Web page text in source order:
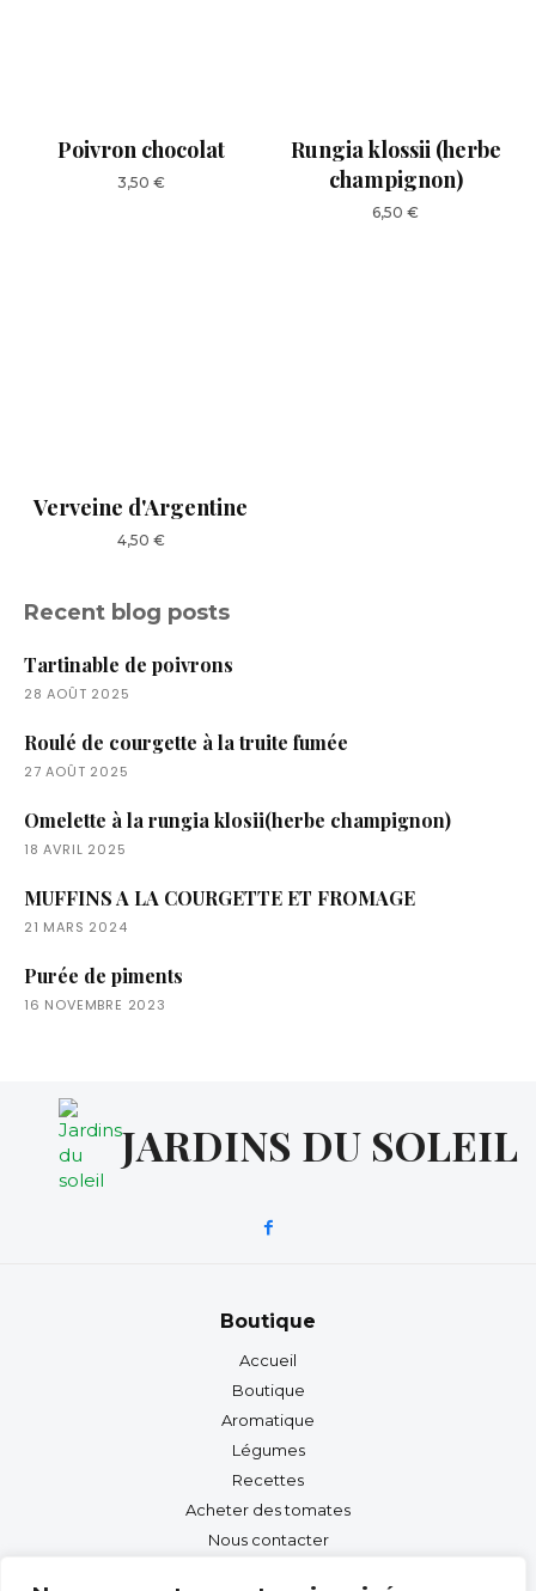
Poivron chocolat
3,50 €
Rungia klossii (herbe
champignon)
6,50 €
Verveine d'Argentine
4,50 €
Recent blog posts
Tartinable de poivrons
28 AOÛT 2025
Roulé de courgette à la truite fumée
27 AOÛT 2025
Omelette à la rungia klosii(herbe champignon)
18 AVRIL 2025
MUFFINS A LA COURGETTE ET FROMAGE
21 MARS 2024
Purée de piments
16 NOVEMBRE 2023
JARDINS DU SOLEIL
Boutique
Accueil
Boutique
Aromatique
Légumes
Recettes
Acheter des tomates
Nous contacter